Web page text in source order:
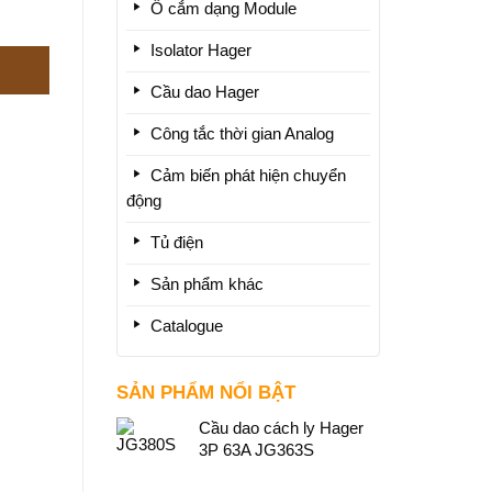
Ổ cắm dạng Module
Isolator Hager
Cầu dao Hager
Công tắc thời gian Analog
Cảm biến phát hiện chuyển
động
Tủ điện
Sản phẩm khác
Catalogue
SẢN PHẨM NỔI BẬT
Cầu dao cách ly Hager
3P 63A JG363S